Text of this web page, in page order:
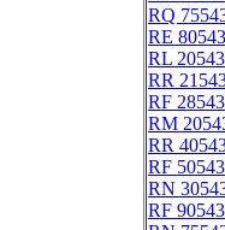
RQ
RE 80543
RL 20543
RR
RF 28543
RM
RR
RF 50543
RN
RF 90543